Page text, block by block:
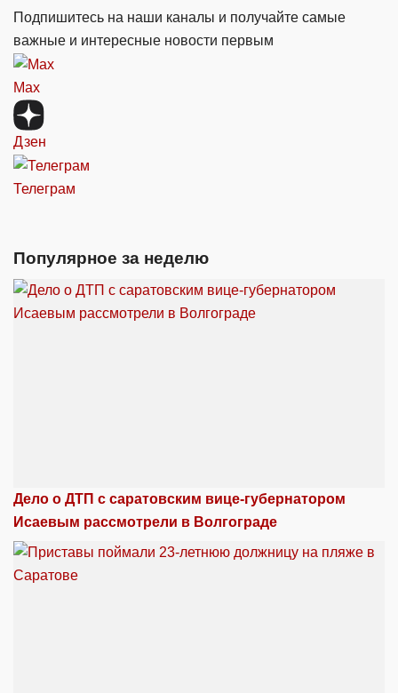
Подпишитесь на наши каналы и получайте самые
важные и интересные новости первым
Max
Дзен
Телеграм
Популярное за неделю
Дело о ДТП с саратовским вице-губернатором
Исаевым рассмотрели в Волгограде